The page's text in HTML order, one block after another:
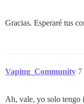
Gracias. Esperaré tus
Vaping_Community 7
Ah, vale, yo solo tengo